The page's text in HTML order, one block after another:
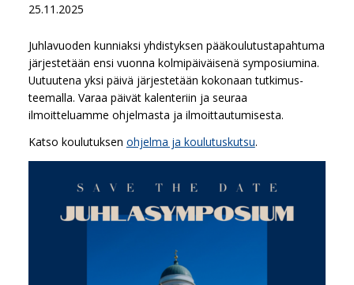
25.11.2025
Juhlavuoden kunniaksi yhdistyksen pääkoulutustapahtuma
järjestetään ensi vuonna kolmipäiväisenä symposiumina.
Uutuutena yksi päivä järjestetään kokonaan tutkimus-
teemalla. Varaa päivät kalenteriin ja seuraa
ilmoitteluamme ohjelmasta ja ilmoittautumisesta.
Katso koulutuksen ohjelma ja koulutuskutsu.